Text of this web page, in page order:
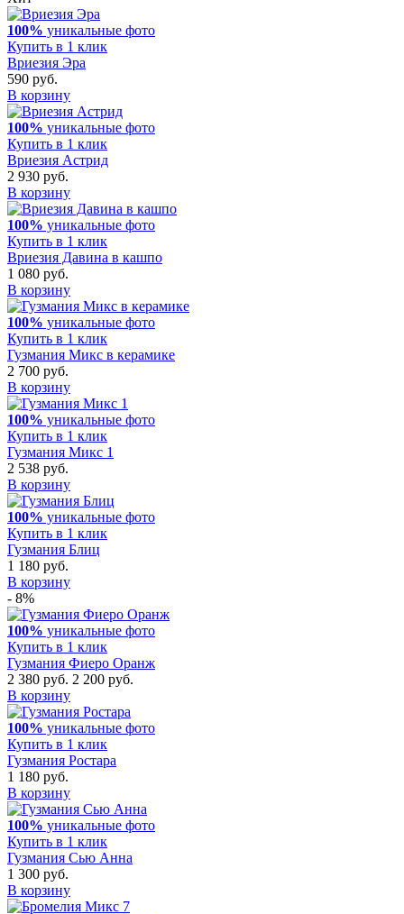
100% уникальные фото
Купить в 1 клик
Вриезия Эра
590 руб.
В корзину
100% уникальные фото
Купить в 1 клик
Вриезия Астрид
2 930 руб.
В корзину
100% уникальные фото
Купить в 1 клик
Вриезия Давина в кашпо
1 080 руб.
В корзину
100% уникальные фото
Купить в 1 клик
Гузмания Микс в керамике
2 700 руб.
В корзину
100% уникальные фото
Купить в 1 клик
Гузмания Микс 1
2 538 руб.
В корзину
100% уникальные фото
Купить в 1 клик
Гузмания Блиц
1 180 руб.
В корзину
- 8%
100% уникальные фото
Купить в 1 клик
Гузмания Фиеро Оранж
2 380 руб. 2 200 руб.
В корзину
100% уникальные фото
Купить в 1 клик
Гузмания Ростара
1 180 руб.
В корзину
100% уникальные фото
Купить в 1 клик
Гузмания Сью Анна
1 300 руб.
В корзину